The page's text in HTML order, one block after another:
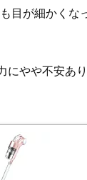
目が細かくな
やや不安あ